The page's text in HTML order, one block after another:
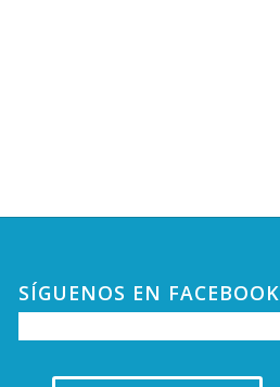
SÍGUENOS EN FACEBOOK